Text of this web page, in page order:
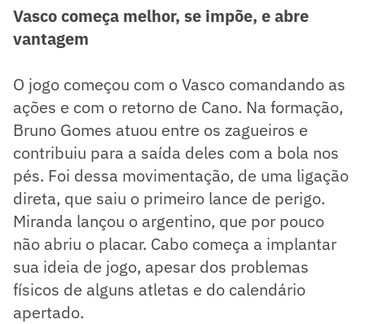
Vasco começa melhor, se impõe, e abre
vantagem
O jogo começou com o Vasco comandando as
ações e com o retorno de Cano. Na formação,
Bruno Gomes atuou entre os zagueiros e
contribuiu para a saída deles com a bola nos
pés. Foi dessa movimentação, de uma ligação
direta, que saiu o primeiro lance de perigo.
Miranda lançou o argentino, que por pouco
não abriu o placar. Cabo começa a implantar
sua ideia de jogo, apesar dos problemas
físicos de alguns atletas e do calendário
apertado.